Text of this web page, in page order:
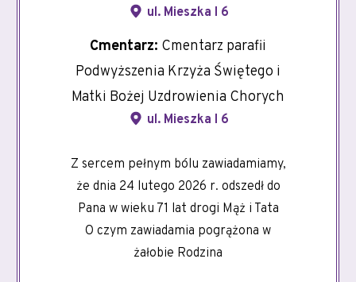
ul. Mieszka I 6
Cmentarz: Cmentarz parafii
Podwyższenia Krzyża Świętego i
Matki Bożej Uzdrowienia Chorych
ul. Mieszka I 6
Z sercem pełnym bólu zawiadamiamy,
że dnia 24 lutego 2026 r. odszedł do
Pana w wieku 71 lat drogi Mąż i Tata
O czym zawiadamia pogrążona w
żałobie Rodzina